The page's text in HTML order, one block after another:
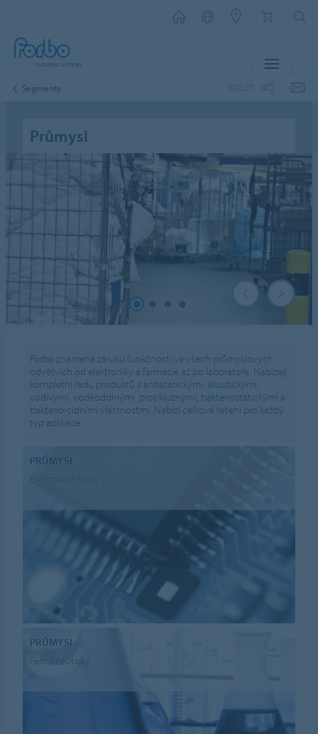
Segmenty
Průmysl
Forbo znamená záruku funkčnosti ve všech průmyslových
odvětvích od elektroniky a farmacie až po laboratoře. Nabízejí
kompletní řadu produktů s antistatickými, akustickými,
vodivými, voděodolnými, protikluznými, bakteriostatickými a
bakterio-cidními vlastnostmi. Nabízí celkové řešení pro každý
typ aplikace.
PRŮMYSL
Elektrotechnický
PRŮMYSL
Farmaceutický